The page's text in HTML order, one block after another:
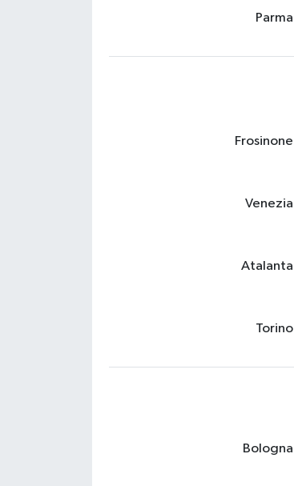
Parma
Frosinone
Venezia
Atalanta
Torino
Bologna